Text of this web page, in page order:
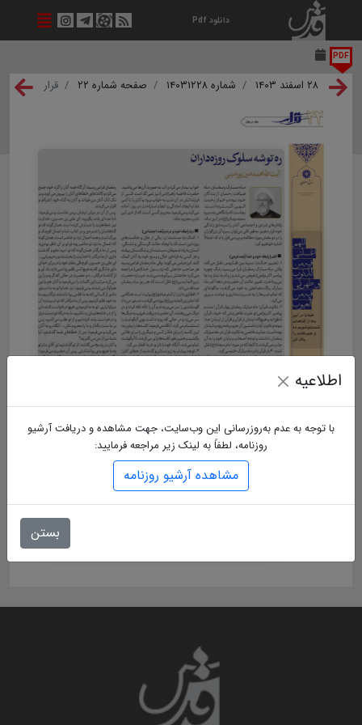
دانلود Pdf
PDF
۲۸ اسفند ۱۴۰۳ شماره ۱۴۰۳۱۲۲۸ صفحه شماره ۲۲ قرار
اطلاعیه
با توجه به عدم به‌روزرسانی این وب‌سایت، جهت مشاهده و دریافت آرشیو
روزنامه، لطفاً به لینک زیر مراجعه فرمایید:
مشاهده آرشیو روزنامه
بستن